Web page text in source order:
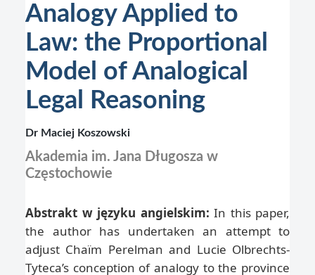
Analogy Applied to
Law: the Proportional
Model of Analogical
Legal Reasoning
Dr Maciej Koszowski
Akademia im. Jana Długosza w
Częstochowie
Abstrakt w języku angielskim: In this paper,
the author has undertaken an attempt to
adjust Chaïm Perelman and Lucie Olbrechts-
Tyteca’s conception of analogy to the province